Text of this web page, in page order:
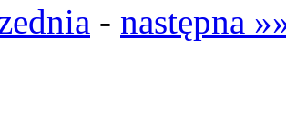
- następna